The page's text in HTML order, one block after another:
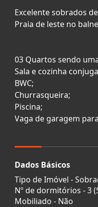
Excelente sobrados
Praia de leste no
03 Quartos sendo
Sala e cozinha
BWC;
Churrasqueira;
Piscina;
Vaga de garagem
Dados Básicos
Tipo de Imóvel -
Nº de dormitórios - 3
Mobiliado - Não